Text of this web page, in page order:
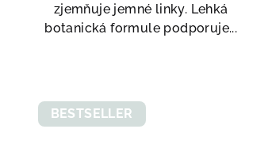
zjemňuje jemné linky. Lehká
botanická formule podporuje...
BESTSELLER